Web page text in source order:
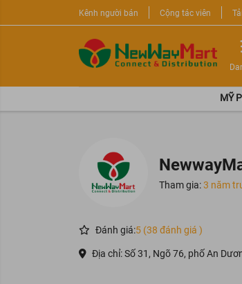
Kênh người bán Cộng tác viên
MỸ
Tham gia:3 năm
Đánh giá:5 (38 đánh giá )
Địa chỉ: Số 31, Ngõ 76, phố An